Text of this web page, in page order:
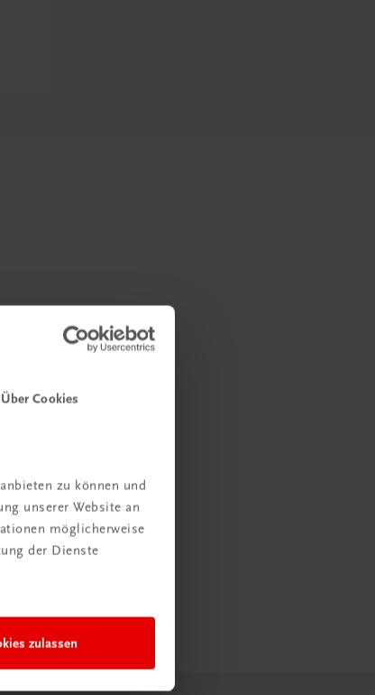
Über Cookies
zu können und
unserer Website an
möglicherweise
der Dienste
zulassen